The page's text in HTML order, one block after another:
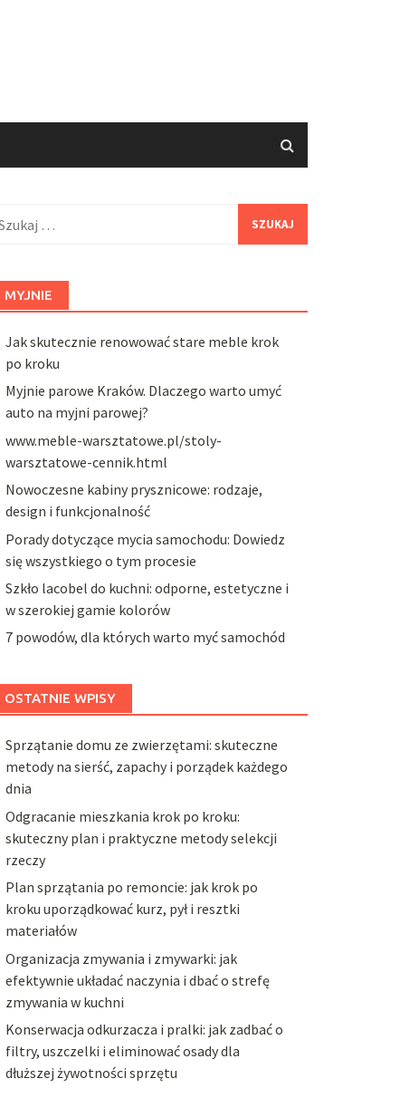
MYJNIE
Jak skutecznie renowować stare meble krok
po kroku
Myjnie parowe Kraków. Dlaczego warto umyć
auto na myjni parowej?
www.meble-warsztatowe.pl/stoly-
warsztatowe-cennik.html
Nowoczesne kabiny prysznicowe: rodzaje,
design i funkcjonalność
Porady dotyczące mycia samochodu: Dowiedz
się wszystkiego o tym procesie
Szkło lacobel do kuchni: odporne, estetyczne i
w szerokiej gamie kolorów
7 powodów, dla których warto myć samochód
OSTATNIE WPISY
Sprzątanie domu ze zwierzętami: skuteczne
metody na sierść, zapachy i porządek każdego
dnia
Odgracanie mieszkania krok po kroku:
skuteczny plan i praktyczne metody selekcji
rzeczy
Plan sprzątania po remoncie: jak krok po
kroku uporządkować kurz, pył i resztki
materiałów
Organizacja zmywania i zmywarki: jak
efektywnie układać naczynia i dbać o strefę
zmywania w kuchni
Konserwacja odkurzacza i pralki: jak zadbać o
filtry, uszczelki i eliminować osady dla
dłuższej żywotności sprzętu